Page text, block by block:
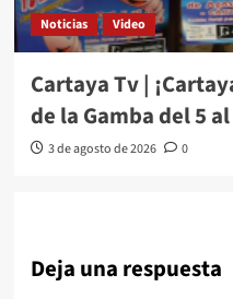
Noticias Video
Cartaya Tv |
de la Gamba del 5
3 de agosto de 2026 0
Deja una respuesta